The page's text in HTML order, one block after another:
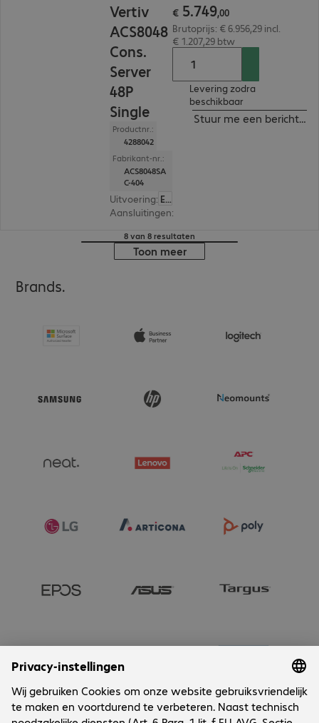
Vertiv
ACS8048
Cons.
Server
48P
Single
Productnr.:
4288042
Fabrikant-nr.:
ACS8048SA
C-404
Uitvoering: Europa
Aansluitingen:
€ 5.749,00
Brutoprijs: € 6.956,29 incl.
€ 1.207,29 btw
Levering zodra
beschikbaar
Stuur me een bericht
8 van 8 resultaten
Toon meer
Brands.